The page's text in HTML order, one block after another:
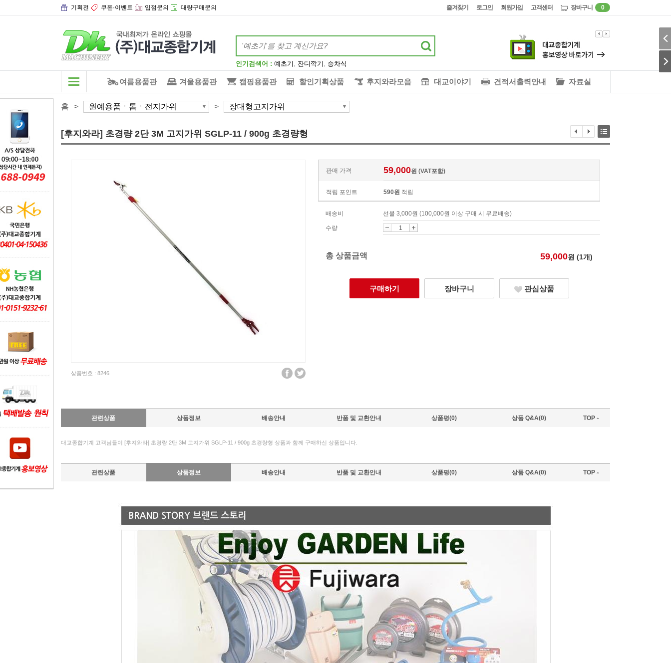
기획전 쿠폰·이벤트 입점문의 대량구매문의 즐겨찾기 로그인 회원가입 고객센터 장바구니 0
인기검색어 : 예초기 , 잔디깍기 , 승차식
여름용품관 겨울용품관 캠핑용품관 할인기획상품 후지와라모음 대교이야기 견적서출력안내 자료실
홈 > 원예용품ㆍ톱ㆍ전지가위 > 장대형고지가위
[후지와라] 초경량 2단 3M 고지가위 SGLP-11 / 900g 초경량형
상품번호 : 8246
판매 가격 59,000원 (VAT포함)
적립 포인트 590원 적립
배송비 선불 3,000원 (100,000원 이상 구매 시 무료배송)
수량
총 상품금액 59,000원 (1개)
구매하기 장바구니 관심상품
관련상품 상품정보 배송안내 반품 및 교환안내 상품평(0) 상품 Q&A(0) TOP
대교종합기계 고객님들이 [후지와라] 초경량 2단 3M 고지가위 SGLP-11 / 900g 초경량형 상품과 함께 구매하신 상품입니다.
관련상품 상품정보 배송안내 반품 및 교환안내 상품평(0) 상품 Q&A(0) TOP